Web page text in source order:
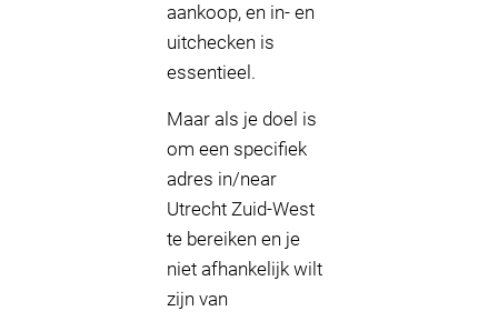
aankoop, en in- en
uitchecken is
essentieel.
Maar als je doel is
om een specifiek
adres in/near
Utrecht Zuid-West
te bereiken en je
niet afhankelijk wilt
zijn van